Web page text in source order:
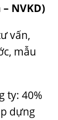
– NVKD)
vấn,
mẫu
ty: 40%
dựng